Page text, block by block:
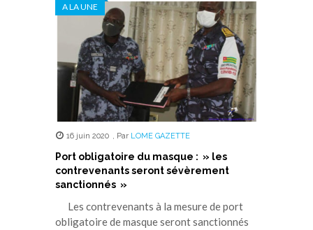
A LA UNE
16 juin 2020 , Par LOME GAZETTE
Port obligatoire du masque : » les
contrevenants seront sévèrement
sanctionnés »
Les contrevenants à la mesure de port
obligatoire de masque seront sanctionnés